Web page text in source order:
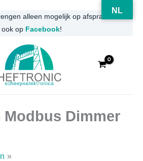
alleen mogelijk op afspraak
ook op Facebook!
Modbus Dimmer
NL